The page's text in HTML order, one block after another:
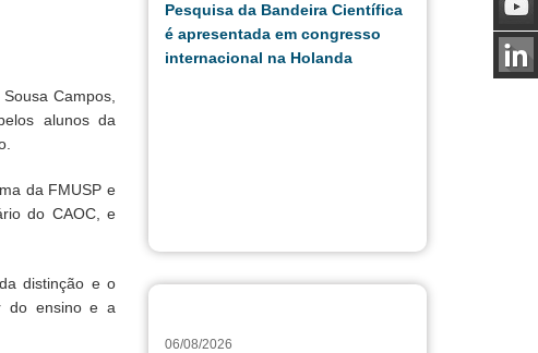
Campos,
alunos da
da FMUSP e
do CAOC, e
distinção e o
do ensino e a
Pesquisa da Bandeira Científica
é apresentada em congresso
internacional na Holanda
06/08/2026